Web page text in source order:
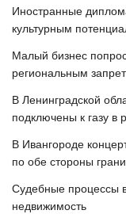
Иностранные
культурным
Малый бизнес
региональным
В Ленинградской
подключены к газу в
В Ивангороде
по обе стороны
Судебные процессы
недвижимость